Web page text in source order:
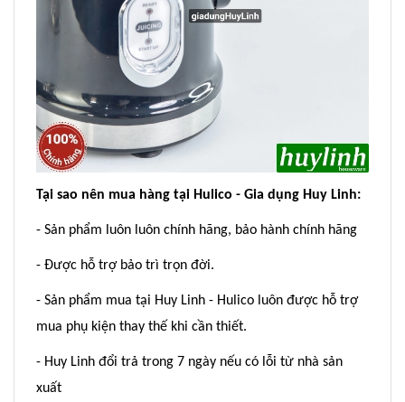
Tại sao nên mua hàng tại Hulico - Gia dụng Huy Linh:
- Sản phẩm luôn luôn chính hãng, bảo hành chính hãng
- Được hỗ trợ bảo trì trọn đời.
- Sản phẩm mua tại Huy Linh - Hulico luôn được hỗ trợ
mua phụ kiện thay thế khi cần thiết.
- Huy Linh đổi trả trong 7 ngày nếu có lỗi từ nhà sản
xuất